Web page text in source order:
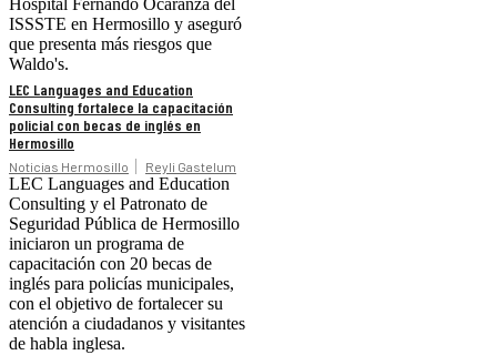
Hospital Fernando Ocaranza del
ISSSTE en Hermosillo y aseguró
que presenta más riesgos que
Waldo's.
LEC Languages and Education
Consulting fortalece la capacitación
policial con becas de inglés en
Hermosillo
Noticias Hermosillo Reyli Gastelum
LEC Languages and Education
Consulting y el Patronato de
Seguridad Pública de Hermosillo
iniciaron un programa de
capacitación con 20 becas de
inglés para policías municipales,
con el objetivo de fortalecer su
atención a ciudadanos y visitantes
de habla inglesa.